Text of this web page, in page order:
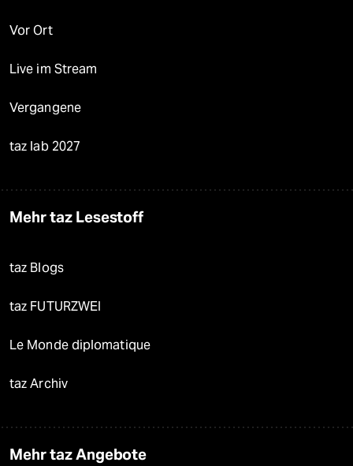
Vor Ort
Live im Stream
Vergangene
taz lab 2027
Mehr taz Lesestoff
taz Blogs
taz FUTURZWEI
Le Monde diplomatique
taz Archiv
Mehr taz Angebote